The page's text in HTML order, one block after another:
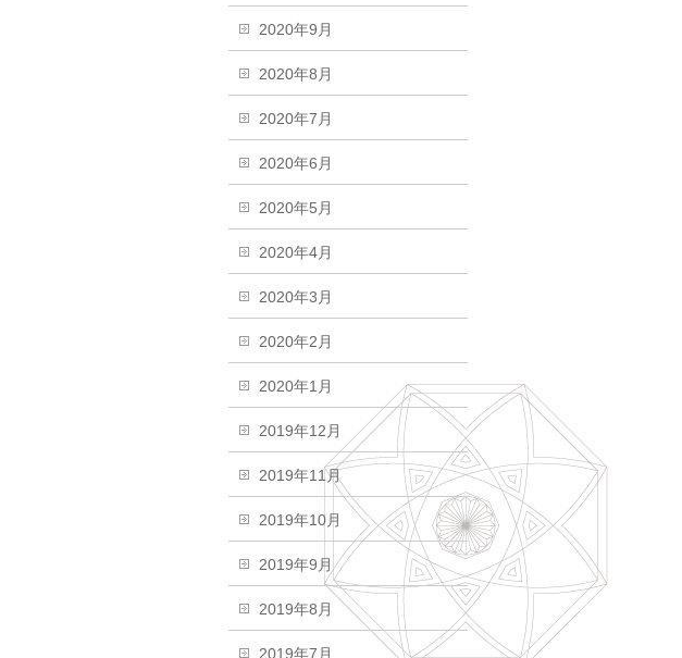
2020年9月
2020年8月
2020年7月
2020年6月
2020年5月
2020年4月
2020年3月
2020年2月
2020年1月
2019年12月
2019年11月
2019年10月
2019年9月
2019年8月
2019年7月